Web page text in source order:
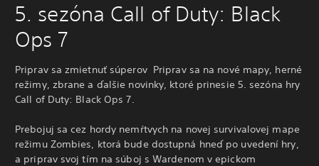
5. sezóna Call of Duty: Black
Ops 7
Priprav sa zmietnuť súperov Priprav sa na nové mapy, herné
režimy, zbrane a ďalšie novinky, ktoré prinesie 5. sezóna hry
Call of Duty: Black Ops 7.
Prebojuj sa cez hordy nemŕtvych na novej survivalovej mape
režimu Zombies, ktorá bude dostupná hneď po uvedení hry,
a priprav svoj tím na súboj s Wardenom v epickom